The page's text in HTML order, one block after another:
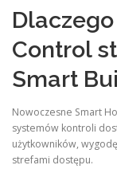
Control
Smart
Nowoczesne Smart
systemów kontroli
użytkowników,
strefami dostępu.